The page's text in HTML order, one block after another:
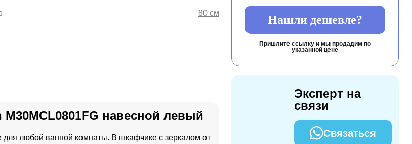
80 см
Нашли дешевле?
Пришлите ссылку и мы продадим по
указанной цене
Эксперт на
связи
Связаться
навесной левый
для любой ванной комнаты. В шкафчике с зеркалом от